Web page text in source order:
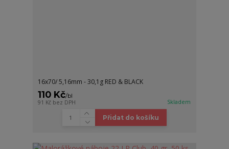
16x70/ 5,16mm - 30,1g RED & BLACK
110 Kč/bl
91 Kč bez DPH Skladem
Přidat do košíku